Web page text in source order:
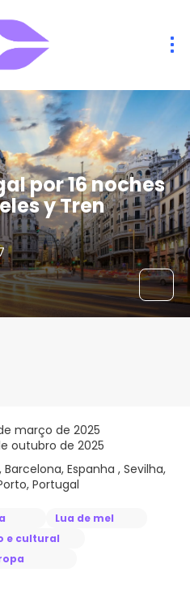
por 16 noches
y Tren
março de 2025
outubro de 2025
Barcelona, Espanha , Sevilha,
Portugal
Lua de mel
e cultural